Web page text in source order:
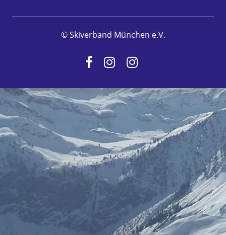
© Skiverband München e.V.